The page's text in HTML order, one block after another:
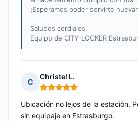
¡Esperamos poder servirte
Saludos cordiales,
Equipo de CITY-LOCKER
C
Christel L.
Nota: 5 de 5
Ubicación no lejos de la estación.
sin equipaje en Estrasburgo.